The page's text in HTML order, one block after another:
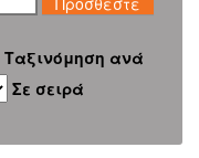
Ταξινόμηση ανά
Σε σειρά